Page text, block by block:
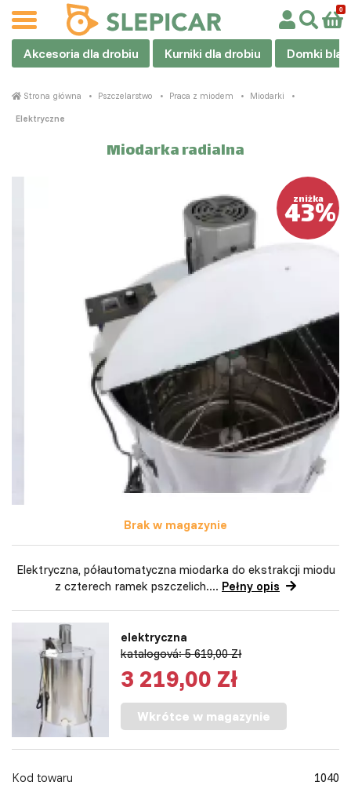
Akcesoria dla drobiu Kurniki dla drobiu Domki
Strona główna Pszczelarstwo Praca z miodem Miodarki
Elektryczne
Miodarka radialna
zniżka
43%
Brak w magazynie
Elektryczna, półautomatyczna miodarka do ekstrakcji miodu
z czterech ramek pszczelich.... Pełny opis
elektryczna
katalogová: 5 619,00 Zł
3 219,00 Zł
Wkrótce w magazynie
Kod towaru
1040